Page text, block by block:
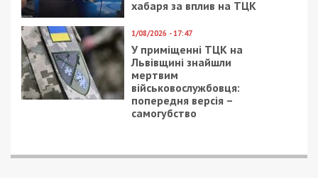
хабаря за вплив на ТЦК
1/08/2026 - 17:47
У приміщенні ТЦК на
Львівщині знайшли
мертвим
військовослужбовця:
попередня версія –
самогубство